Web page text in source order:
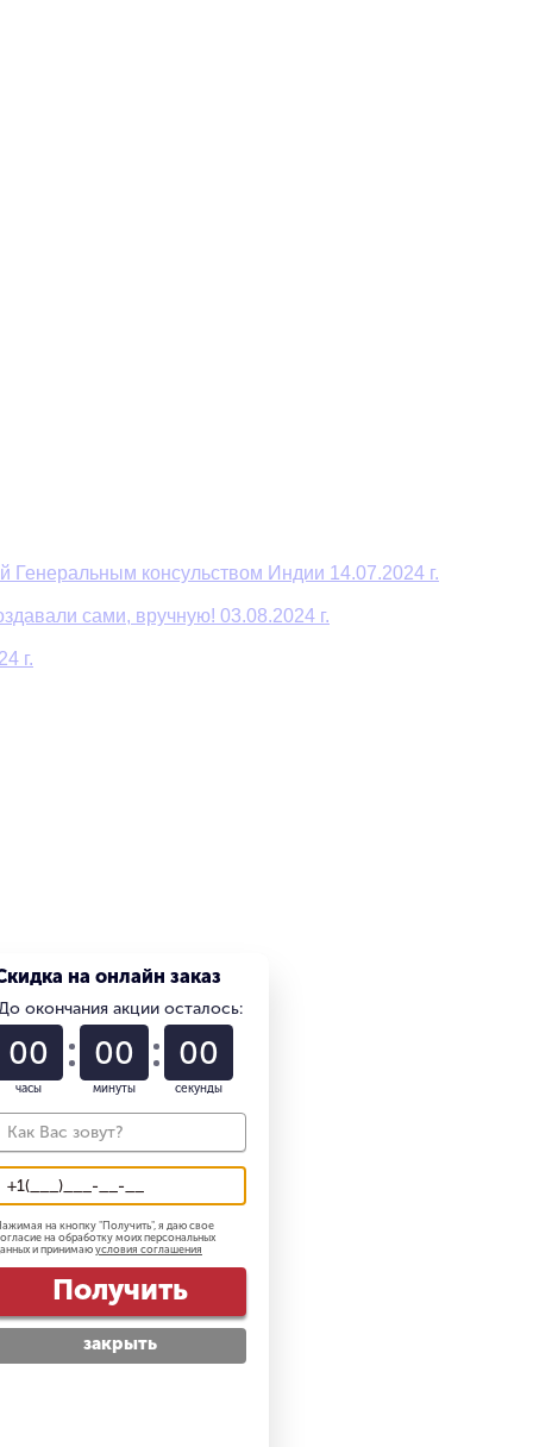
Генеральным консульством Индии 14.07.2024 г.
сами, вручную! 03.08.2024 г.
г.
18.06.2024 г.
на онлайн заказ
окончания акции осталось:
01
часы
22
минуты
58
секунды
на кнопку "Получить", я даю свое
на обработку моих персональных
и принимаю условия соглашения
Получить
закрыть